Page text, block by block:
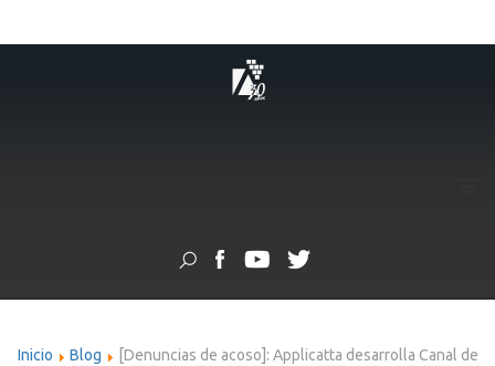
Inicio Blog
[Denuncias de acoso]: Applicatta desarrolla Canal de